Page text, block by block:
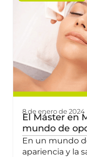
8 de enero de 2024
El Máster en
mundo de
En un mundo
apariencia y la